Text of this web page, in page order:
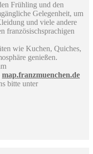
Frühling und den
Gelegenheit, um
und viele andere
französischsprachigen
wie Kuchen, Quiches,
genießen.
map.franzmuenchen.de
bitte unter